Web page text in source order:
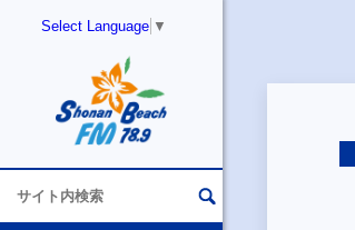
Select Language ▼